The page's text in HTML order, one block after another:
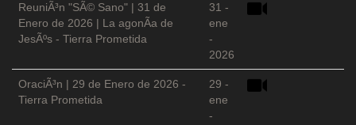
ReuniÃ³n "SÃ© Sano" | 31 de
Enero de 2026 | La agonÃ­a de
JesÃºs - Tierra Prometida
31 -
ene
-
2026
OraciÃ³n | 29 de Enero de 2026 -
Tierra Prometida
29 -
ene
-